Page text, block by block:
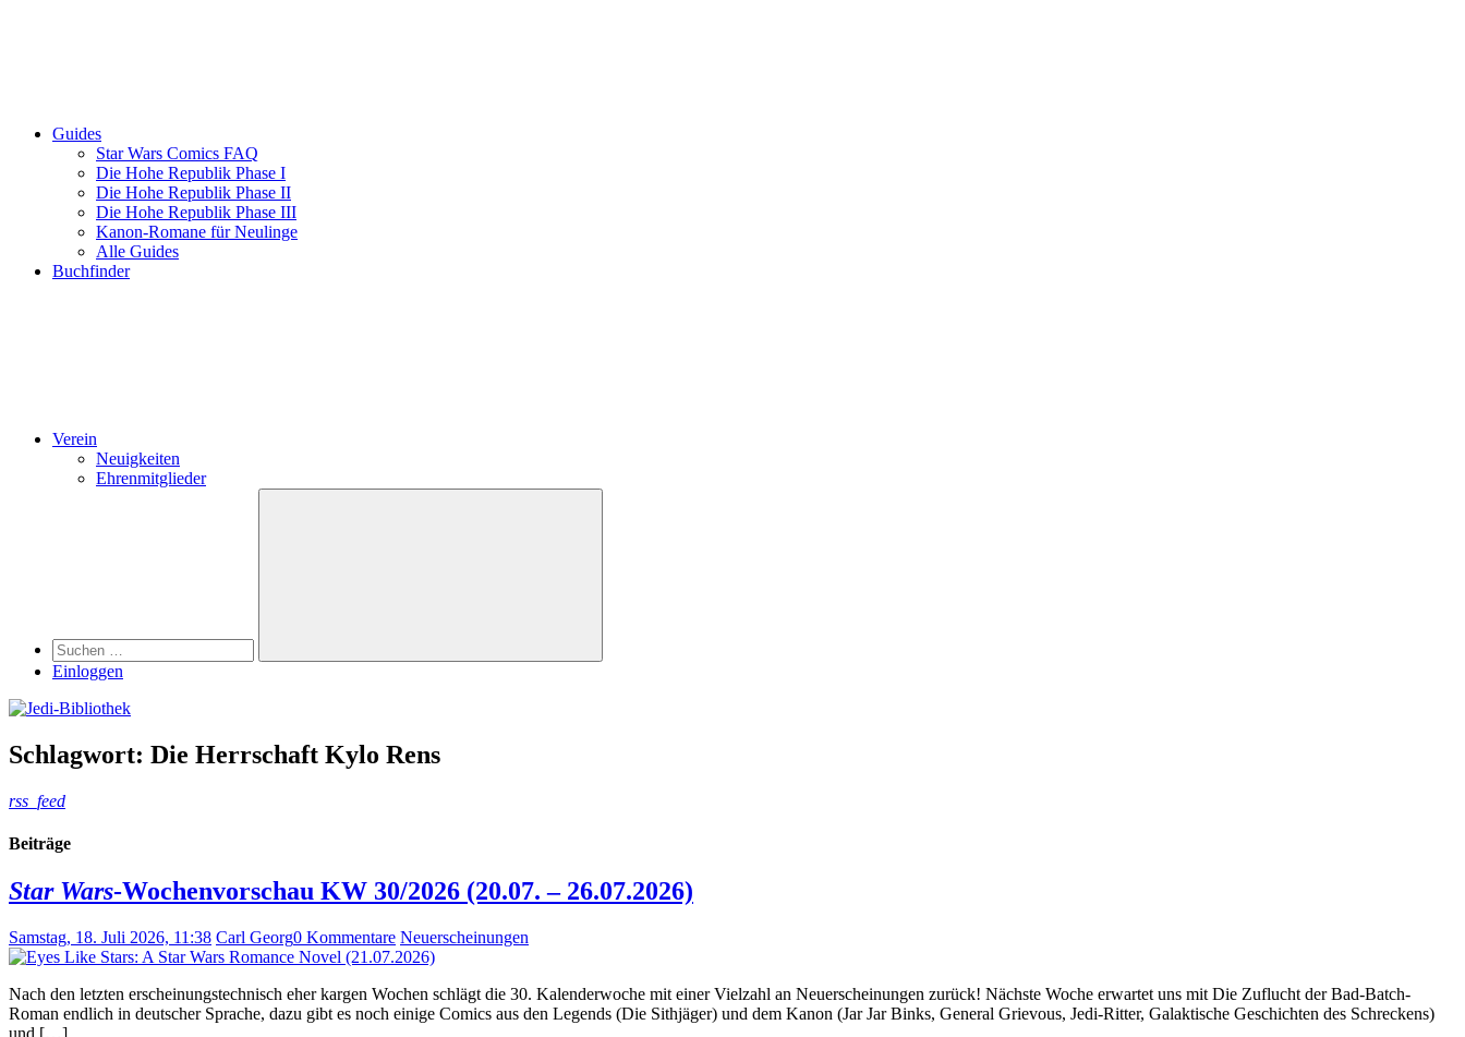
Guides
Star Wars Comics FAQ
Die Hohe Republik Phase I
Die Hohe Republik Phase II
Die Hohe Republik Phase III
Kanon-Romane für Neulinge
Alle Guides
Buchfinder
Verein
Neuigkeiten
Ehrenmitglieder
Suchen
Einloggen
Schlagwort: Die Herrschaft Kylo Rens
rss_feed
Beiträge
Star Wars-Wochenvorschau KW 30/2026 (20.07. – 26.07.2026)
Samstag, 18. Juli 2026, 11:38 Carl Georg0 Kommentare Neuerscheinungen
Nach den letzten erscheinungstechnisch eher kargen Wochen schlägt die 30. Kalenderwoche mit einer Vielzahl an Neuerscheinungen zurück! Nächste Woche erwartet uns mit Die Zuflucht der Bad-Batch-
Roman endlich in deutscher Sprache, dazu gibt es noch einige Comics aus den Legends (Die Sithjäger) und dem Kanon (Jar Jar Binks, General Grievous, Jedi-Ritter, Galaktische Geschichten des Schreckens)